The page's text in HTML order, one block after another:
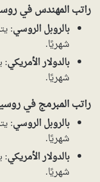
راتب المهندس في
بالروبل الروسي
شهريًا.
بالدولار الأمريكي
شهريًا.
راتب المبرمج في
بالروبل الروسي
شهريًا.
بالدولار الأمريكي
شهريًا.